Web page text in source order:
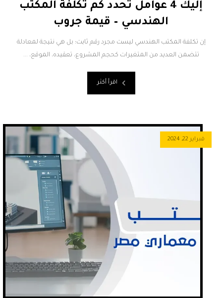
إليك 4 عوامل تحدد كم تكلفة المكتب
الهندسي – قيمة جروب
إن تكلفة المكتب الهندسي ليست مجرد رقم ثابت؛ بل هي نتيجة لمعادلة
تتضمن العديد من المتغيرات كحجم المشروع، تعقيده، الموقع، ...
اقرأ أكثر
فبراير 22, 2024